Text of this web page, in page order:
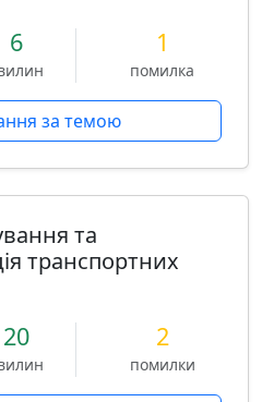
6 1
помилка
за темою
та
транспортних
20 2
помилки